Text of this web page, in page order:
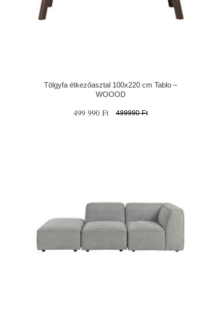
Tölgyfa étkezőasztal 100x220 cm Tablo –
WOOOD
499 990 Ft 499990 Ft